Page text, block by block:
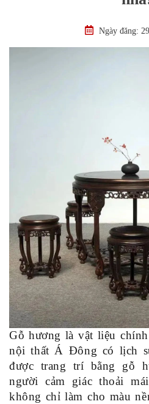
Ngày đăng:
Gỗ hương là vật liệu
nội thất Á Đông có lịch
được trang trí bằng gỗ
người cảm giác thoải
không chỉ làm cho màu